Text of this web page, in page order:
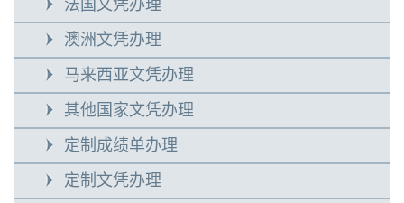
法国文凭办理
澳洲文凭办理
马来西亚文凭办理
其他国家文凭办理
定制成绩单办理
定制文凭办理